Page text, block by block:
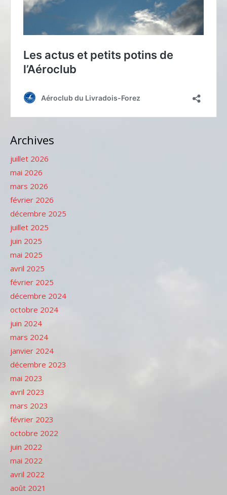
Archives
juillet 2026
mai 2026
mars 2026
février 2026
décembre 2025
juillet 2025
juin 2025
mai 2025
avril 2025
février 2025
décembre 2024
octobre 2024
juin 2024
mars 2024
janvier 2024
décembre 2023
mai 2023
avril 2023
mars 2023
février 2023
octobre 2022
juin 2022
mai 2022
avril 2022
août 2021